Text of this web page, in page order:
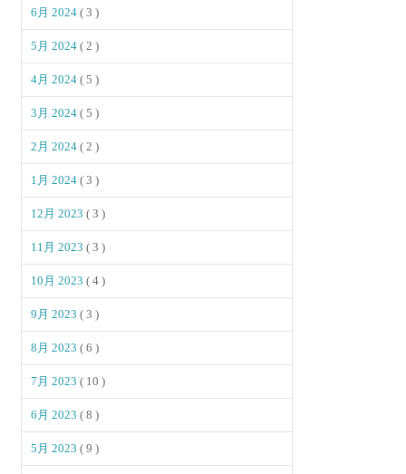
6月 2024( 3 )
5月 2024( 2 )
4月 2024( 5 )
3月 2024( 5 )
2月 2024( 2 )
1月 2024( 3 )
12月 2023( 3 )
11月 2023( 3 )
10月 2023( 4 )
9月 2023( 3 )
8月 2023( 6 )
7月 2023( 10 )
6月 2023( 8 )
5月 2023( 9 )